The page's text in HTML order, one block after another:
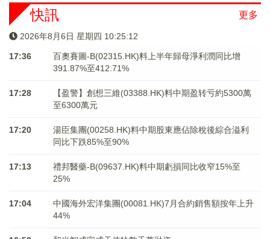
更多
快訊
2026年8月6日 星期四 10:25:12
17:36
百奧賽圖-B(02315.HK)料上半年歸母淨利潤同比增
391.87%至412.71%
17:28
【盈警】創想三維(03388.HK)料中期盈转亏約5300萬
至6300萬元
17:20
湯臣集團(00258.HK)料中期股東應佔除稅後綜合溢利
同比下跌85%至90%
17:13
禮邦醫藥-B(09637.HK)料中期虧損同比收窄15%至
25%
17:04
中國海外宏洋集團(00081.HK)7月合約銷售額按年上升
44%